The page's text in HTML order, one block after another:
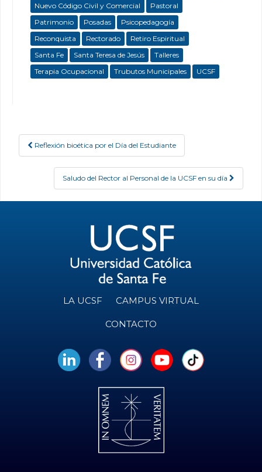
Nuevo Código Civil y Comercial
Pastoral
Patrimonio
Posadas
Psicopedagogía
Reconquista
Rectorado
Retiro Espiritual
Santa Fe
Santa Teresa de Jesús
Talleres
Terapia Ocupacional
Trubutos Municipales UCSF
Post navigation
Reflexión bioética por el Día del Estudiante
Saludo del Rector al Personal de la UCSF en su día
LA UCSF CAMPUS VIRTUAL
CONTACTO